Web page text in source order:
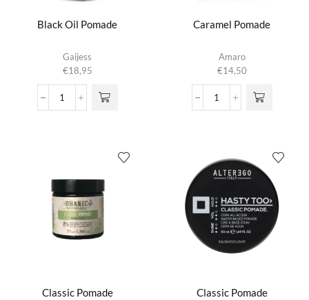
Black Oil Pomade
Gaijess
€18,95
Black
Caramel Pomade
Amaro
€14,50
Caramel
Classic Pomade Classic Pomade